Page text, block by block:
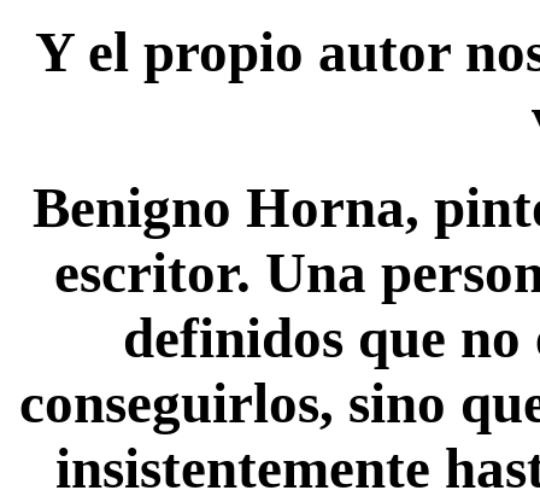
Y el propio autor
Benigno Horna,
escritor. Una
definidos que
conseguirlos, sino
insistentemente